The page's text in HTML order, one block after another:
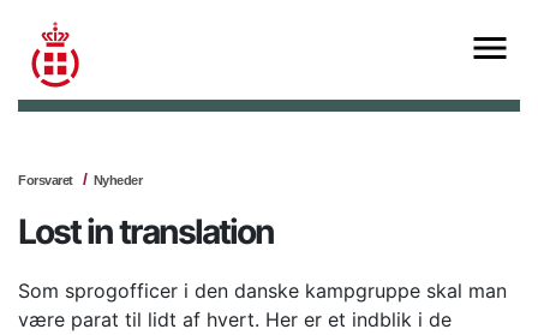
Forsvaret Nyheder
Lost in translation
Som sprogofficer i den danske kampgruppe skal man
være parat til lidt af hvert. Her er et indblik i de